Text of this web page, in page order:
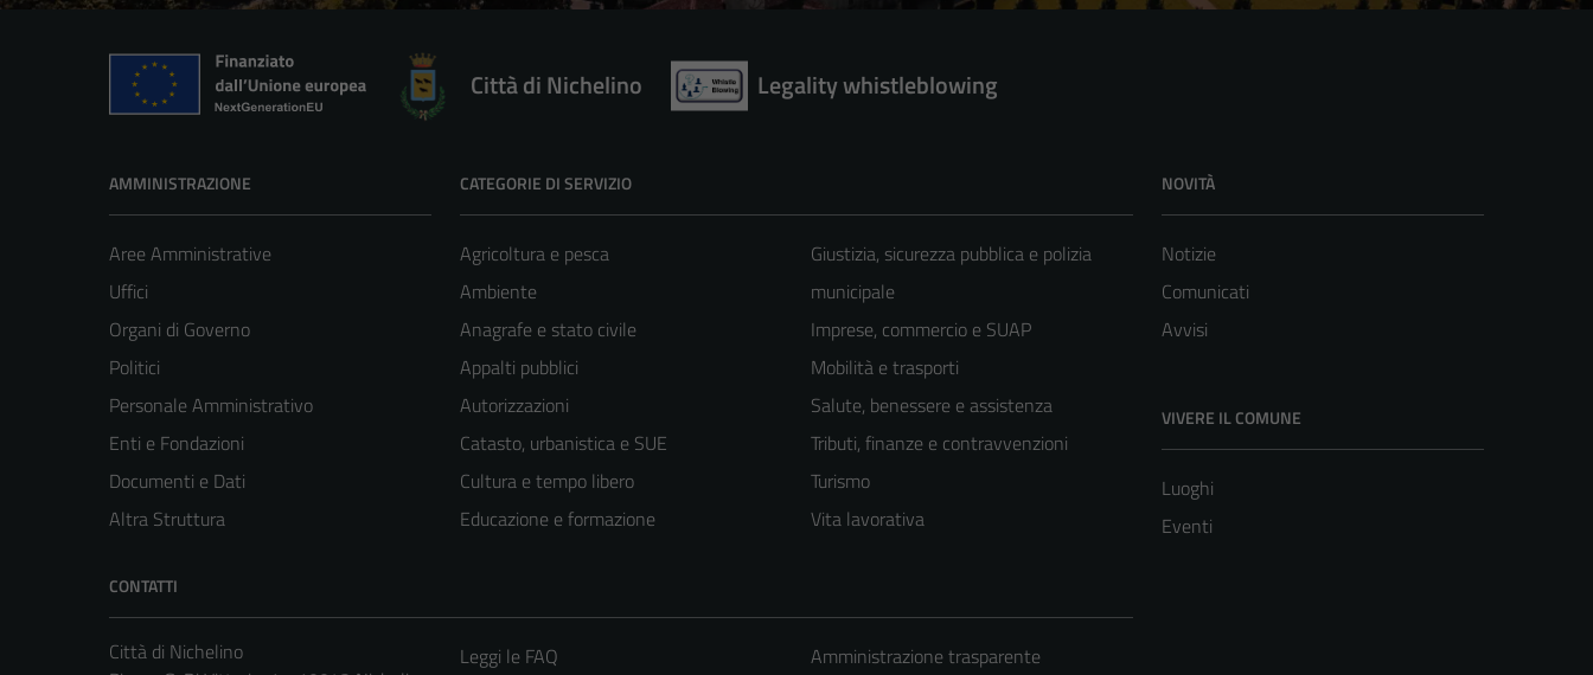
Città di Nichelino Legality whistleblowing
AMMINISTRAZIONE
Aree Amministrative
Uffici
Organi di Governo
Politici
Personale Amministrativo
Enti e Fondazioni
Documenti e Dati
Altra Struttura
CATEGORIE DI SERVIZIO
Agricoltura e pesca
Ambiente
Anagrafe e stato civile
Appalti pubblici
Autorizzazioni
Catasto, urbanistica e SUE
Cultura e tempo libero
Educazione e formazione
Giustizia, sicurezza pubblica e polizia
municipale
Imprese, commercio e SUAP
Mobilità e trasporti
Salute, benessere e assistenza
Tributi, finanze e contravvenzioni
Turismo
Vita lavorativa
NOVITÀ
Notizie
Comunicati
Avvisi
VIVERE IL COMUNE
Luoghi
Eventi
CONTATTI
Città di Nichelino
Leggi le FAQ
Amministrazione trasparente